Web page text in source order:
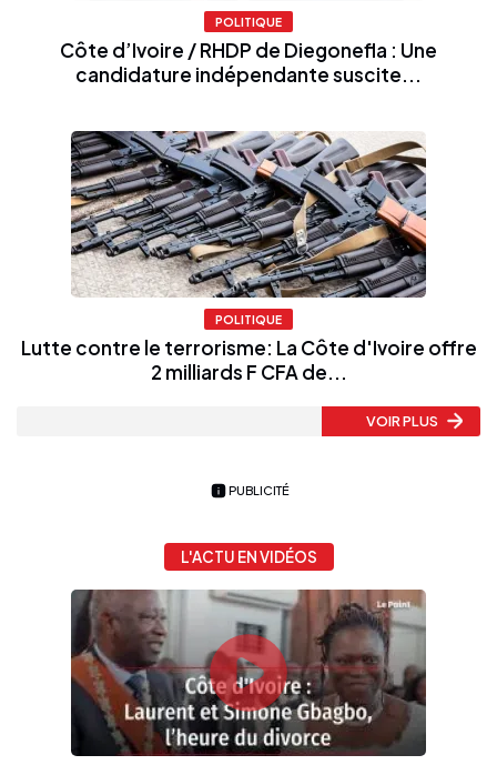
POLITIQUE
Côte d’Ivoire / RHDP de Diegonefla : Une
candidature indépendante suscite...
POLITIQUE
Lutte contre le terrorisme: La Côte d'Ivoire offre
2 milliards F CFA de...
VOIR PLUS
PUBLICITÉ
L'ACTU EN VIDÉOS